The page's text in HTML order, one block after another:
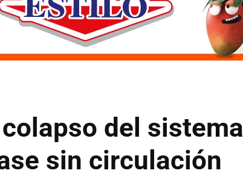
del sistema
sin circulación